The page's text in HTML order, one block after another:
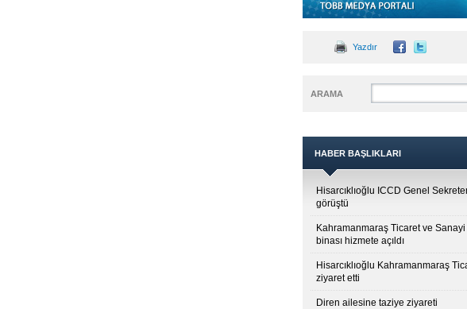
Yazdır
ARAMA
HABER BAŞLIKLARI
Hisarcıklıoğlu ICCD Genel
görüştü
Kahramanmaraş Ticaret ve Sanayi
binası hizmete açıldı
Hisarcıklıoğlu Kahramanmaraş
ziyaret etti
Diren ailesine taziye ziyareti